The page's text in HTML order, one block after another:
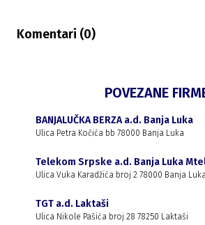
Komentari (0)
POVEZANE
BANJALUČKA BERZA a.d. Banja Luka
Ulica Petra Kočića bb 78000 Banja Luka
Telekom Srpske a.d. Banja Luka
Ulica Vuka Karadžića broj 2 78000 Banja
TGT a.d. Laktaši
Ulica Nikole Pašića broj 28 78250 Laktaši